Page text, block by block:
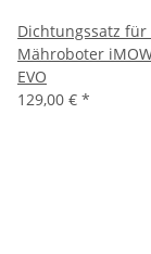
Dichtungssatz für
Mähroboter
EVO
129,00 € *